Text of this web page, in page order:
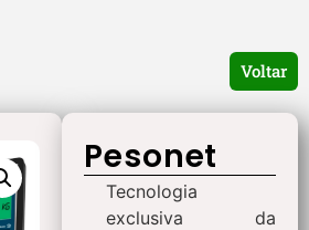
Voltar
Pesonet
Tecnologia
exclusiva da